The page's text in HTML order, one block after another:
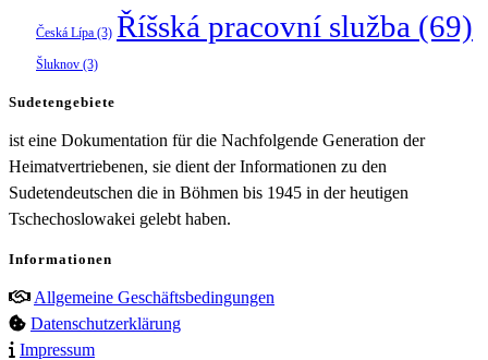
Česká Lípa (3) Říšská pracovní služba (69)
Šluknov (3)
Sudetengebiete
ist eine Dokumentation für die Nachfolgende Generation der
Heimatvertriebenen, sie dient der Informationen zu den
Sudetendeutschen die in Böhmen bis 1945 in der heutigen
Tschechoslowakei gelebt haben.
Informationen
Allgemeine Geschäftsbedingungen
Datenschutzerklärung
Impressum